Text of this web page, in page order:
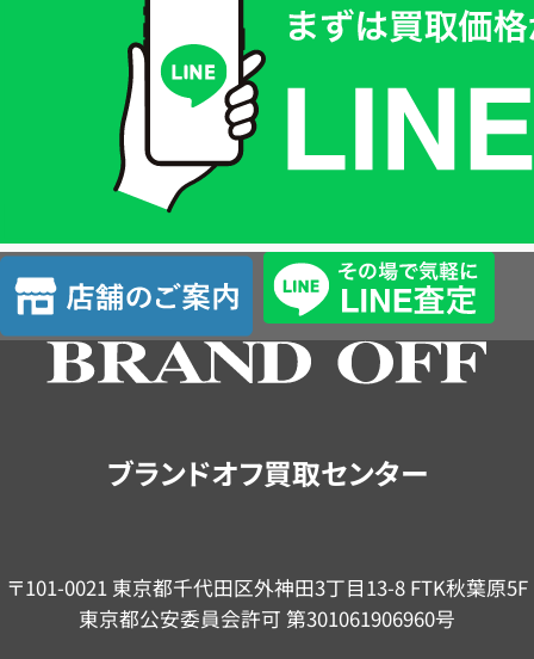
査
定
店
舗
の
ブランドオフ買取センター
〒101-0021 東京都千代田区外神田3丁目13-8 FTK秋葉原5F
東京都公安委員会許可 第301061906960号